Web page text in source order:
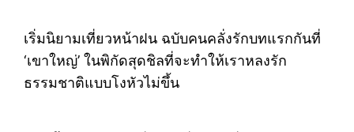
เริ่มนิยามเที่ยวหน้าฝน ฉบับคนคลั่งรักบทแรกกันที่
‘เขาใหญ่’ ในพิกัดสุดชิลที่จะทำให้เราหลงรัก
ธรรมชาติแบบโงหัวไม่ขึ้น